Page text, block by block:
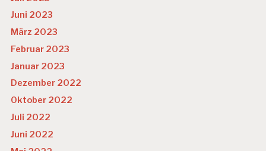
Juni 2023
März 2023
Februar 2023
Januar 2023
Dezember 2022
Oktober 2022
Juli 2022
Juni 2022